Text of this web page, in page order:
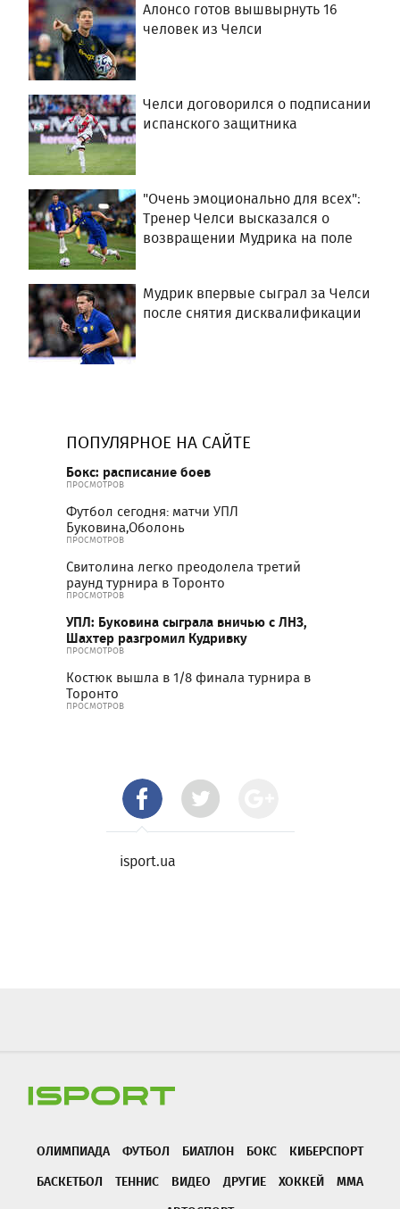
Алонсо готов вышвырнуть 16
человек из Челси
Челси договорился о подписании
испанского защитника
"Очень эмоционально для всех":
Тренер Челси высказался о
возвращении Мудрика на поле
Мудрик впервые сыграл за Челси
после снятия дисквалификации
ПОПУЛЯРНОЕ НА САЙТЕ
Бокс: расписание боев
ПРОСМОТРОВ
Футбол сегодня: матчи УПЛ
Буковина,Оболонь
ПРОСМОТРОВ
Свитолина легко преодолела третий
раунд турнира в Торонто
ПРОСМОТРОВ
УПЛ: Буковина сыграла вничью с ЛНЗ,
Шахтер разгромил Кудривку
ПРОСМОТРОВ
Костюк вышла в 1/8 финала турнира в
Торонто
ПРОСМОТРОВ
isport.ua
ОЛИМПИАДА ФУТБОЛ БИАТЛОН БОКС
КИБЕРСПОРТ
БАСКЕТБОЛ
ТЕННИС ВИДЕО ДРУГИЕ ХОККЕЙ
ММА